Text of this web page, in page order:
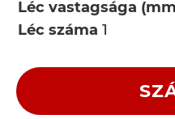
Léc vastagsága
Léc száma